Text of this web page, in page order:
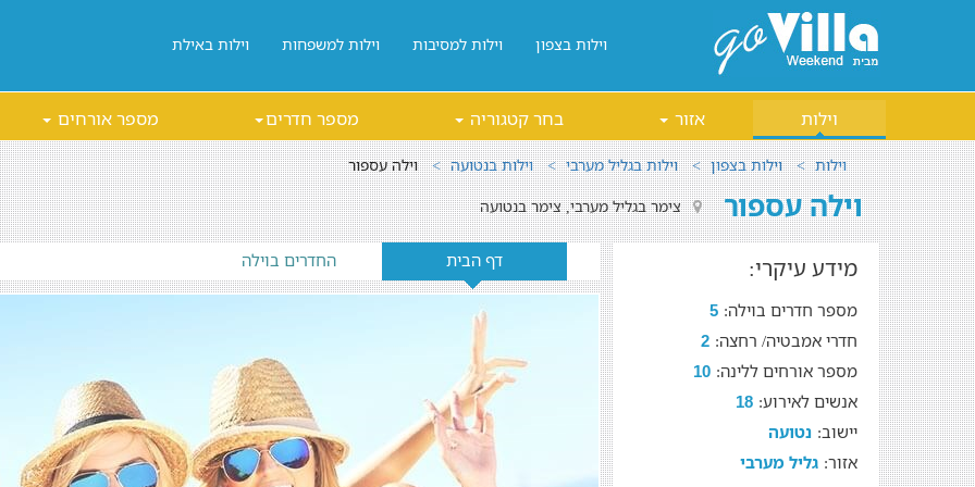
וילות בצפון וילות למסיבות וילות למשפחות וילות באילת
וילות אזור בחר קטגוריה מספר חדרים מספר אורחים
וילות וילות בצפון וילות בגליל מערבי וילות בנטועה וילה עספור
וילה עספור צימר בגליל מערבי, צימר בנטועה
מידע עיקרי:
מספר חדרים בוילה: 5
חדרי אמבטיה/ רחצה: 2
מספר אורחים ללינה: 10
אנשים לאירוע: 18
יישוב: נטועה
אזור: גליל מערבי
דף הבית החדרים בוילה